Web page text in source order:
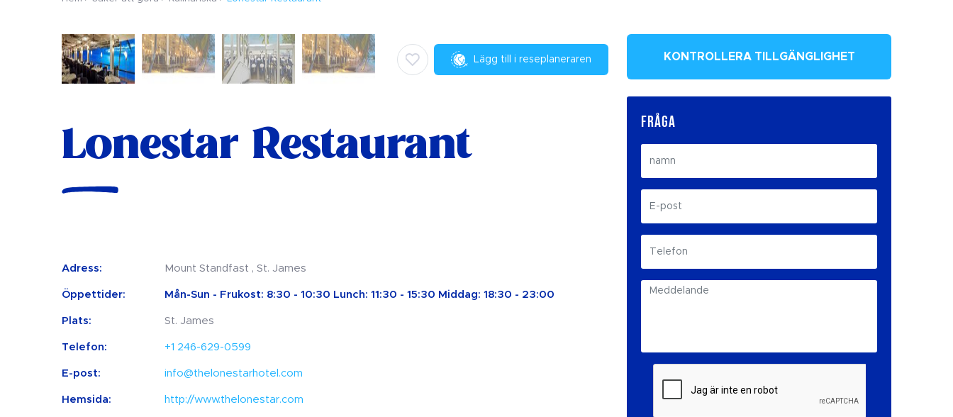
Lägg till i reseplaneraren
Lonestar Restaurant
Adress: Mount Standfast , St. James
Öppettider: Mån-Sun - Frukost: 8:30 - 10:30 Lunch: 11:30 - 15:30 Middag: 18:30 - 23:00
Plats: St. James
Telefon: +1 246-629-0599
E-post: info@thelonestarhotel.com
Hemsida: http://www.thelonestar.com
KONTROLLERA TILLGÄNGLIGHET
FRÅGA